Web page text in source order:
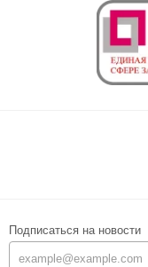
Подписаться на новости